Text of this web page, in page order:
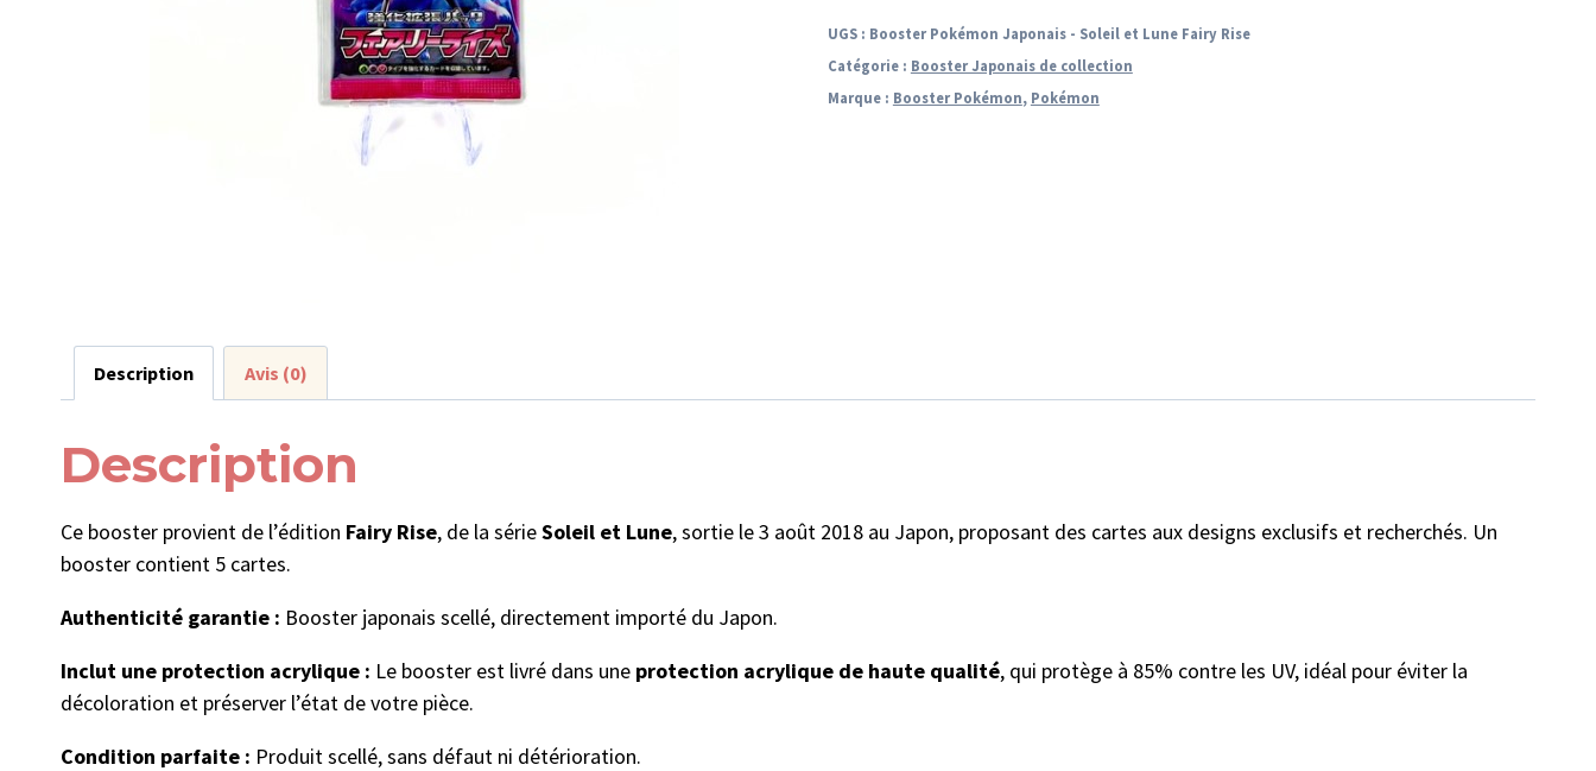
Pokémon
Japonais
-
UGS : Booster Pokémon Japonais - Soleil et Lune Fairy Rise
Catégorie : Booster Japonais de collection
Marque : Booster Pokémon, Pokémon
Description Avis (0)
Description
Ce booster provient de l’édition Fairy Rise, de la sérieSoleil et Lune, sortie le 3 août 2018 au Japon, proposant des cartes aux designs exclusifs et recherchés. Un
booster contient 5 cartes.
Authenticité garantie : Booster japonais scellé, directement importé du Japon.
Inclut une protection acrylique : Le booster est livré dans une protection acrylique de haute qualité, qui protège à 85% contre les UV, idéal pour éviter la
décoloration et préserver l’état de votre pièce.
Condition parfaite : Produit scellé, sans défaut ni détérioration.